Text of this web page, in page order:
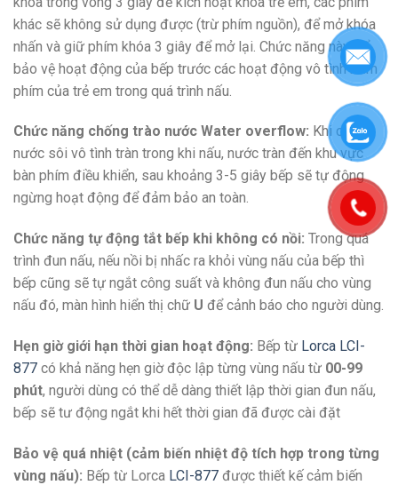
khác sẽ không sử dụng được (trừ phím nguồn), để mở khóa
nhấn và giữ phím khóa 3 giây để mở lại. Chức năng này để
bảo vệ hoạt động của bếp trước các hoạt động vô tình bấm
phím của trẻ em trong quá trình nấu.
Chức năng chống trào nước Water overflow: Khi có
nước sôi vô tình tràn trong khi nấu, nước tràn đến khu vực
bàn phím điều khiển, sau khoảng 3-5 giây bếp sẽ tự động
ngừng hoạt động để đảm bảo an toàn.
Chức năng tự động tắt bếp khi không có nồi: Trong quá
trình đun nấu, nếu nồi bị nhấc ra khỏi vùng nấu của bếp thì
bếp cũng sẽ tự ngắt công suất và không đun nấu cho vùng
nấu đó, màn hình hiển thị chữ U để cảnh báo cho người dùng.
Hẹn giờ giới hạn thời gian hoạt động: Bếp từ Lorca LCI-
877 có khả năng hẹn giờ độc lập từng vùng nấu từ 00-99
phút, người dùng có thể dễ dàng thiết lập thời gian đun nấu,
bếp sẽ tư động ngắt khi hết thời gian đã được cài đặt
Bảo vệ quá nhiệt (cảm biến nhiệt độ tích hợp trong từng
vùng nấu): Bếp từ Lorca LCI-877 được thiết kế cảm biến